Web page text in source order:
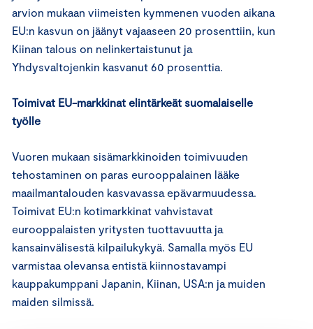
arvion mukaan viimeisten kymmenen vuoden aikana
EU:n kasvun on jäänyt vajaaseen 20 prosenttiin, kun
Kiinan talous on nelinkertaistunut ja
Yhdysvaltojenkin kasvanut 60 prosenttia.
Toimivat EU-markkinat elintärkeät suomalaiselle
työlle
Vuoren mukaan sisämarkkinoiden toimivuuden
tehostaminen on paras eurooppalainen lääke
maailmantalouden kasvavassa epävarmuudessa.
Toimivat EU:n kotimarkkinat vahvistavat
eurooppalaisten yritysten tuottavuutta ja
kansainvälisestä kilpailukykyä. Samalla myös EU
varmistaa olevansa entistä kiinnostavampi
kauppakumppani Japanin, Kiinan, USA:n ja muiden
maiden silmissä.